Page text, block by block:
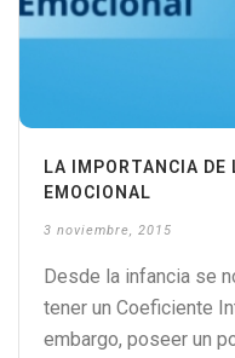
LA IMPORTANCIA
EMOCIONAL
3 noviembre, 2015
Desde la infancia se
tener un Coeficiente
embargo, poseer un